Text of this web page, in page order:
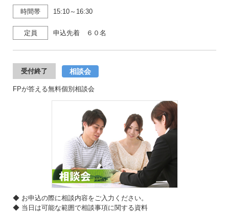
時間帯 15:10～16:30
定員 申込先着 ６０名
受付終了 相談会
FPが答える無料個別相談会
◆ お申込の際に相談内容をご入力ください。
◆ 当日は可能な範囲で相談事項に関する資料